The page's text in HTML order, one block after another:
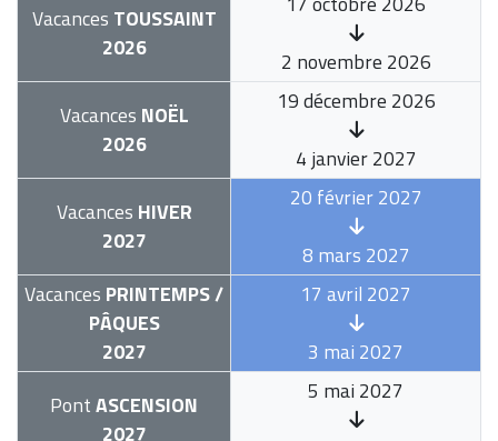
Vacances TOUSSAINT
2026
2 novembre 2026
Vacances NOËL
2026
19 décembre 2026
4 janvier 2027
Vacances HIVER
2027
20 février 2027
8 mars 2027
Vacances PRINTEMPS /
PÂQUES
2027
17 avril 2027
3 mai 2027
PontASCENSION
2027
5 mai 2027